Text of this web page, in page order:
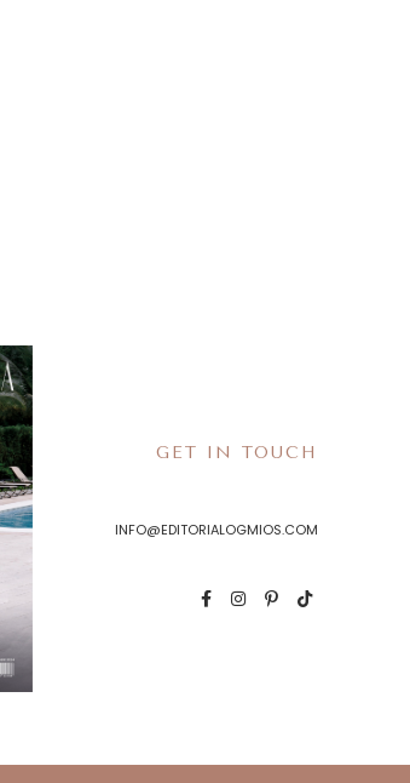
GET IN TOUCH
INFO@EDITORIALOGMIOS.COM